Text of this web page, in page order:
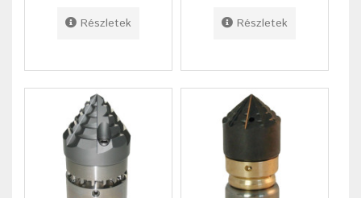
Részletek
Részletek